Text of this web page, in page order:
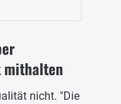
nicht. "Die